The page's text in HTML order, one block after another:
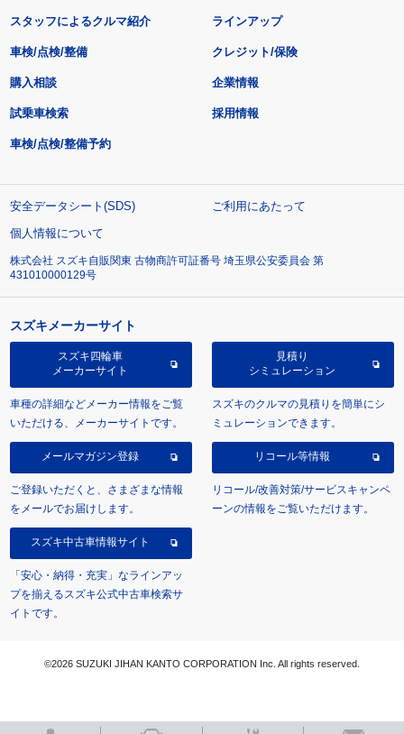
スタッフによるクルマ紹介 ラインアップ
車検/点検/整備 クレジット/保険
購入相談
試乗車検索
車検/点検/整備予約
企業情報
採用情報
安全データシート(SDS)
ご利用にあたって
個人情報について
株式会社 スズキ自販関東 古物商許可証番号 埼玉県公安委員会 第
431010000129号
スズキメーカーサイト
スズキ四輪車
メーカーサイト
車種の詳細などメーカー情報をご覧
いただける、メーカーサイトです。
見積り
シミュレーション
スズキのクルマの見積りを簡単にシ
ミュレーションできます。
メールマガジン登録
ご登録いただくと、さまざまな情報
をメールでお届けします。
リコール等情報
リコール/改善対策/サービスキャンペ
ーンの情報をご覧いただけます。
スズキ中古車情報サイト
「安心・納得・充実」なラインアッ
プを揃えるスズキ公式中古車検索サ
イトです。
©2026 SUZUKI JIHAN KANTO CORPORATION Inc. All rights reserved.